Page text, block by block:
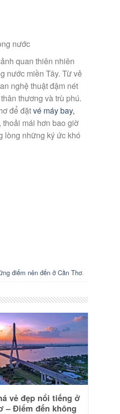
quan thiên nhiên
nước miền Tây. Từ vẻ
nghệ thuật đậm nét
thương và trù phú.
để đặtvé máy bay,
thoải mái hơn bao giờ
lòng những ký ức khó
điểm nên đến ở Cần Thơ.
vẻ đẹp nổi tiếng ở
– Điểm đến không